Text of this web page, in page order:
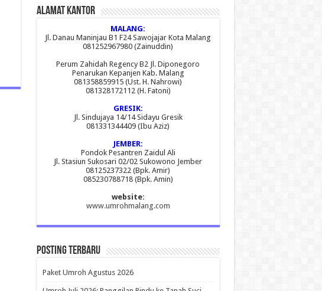
Alamat Kantor
MALANG:
Jl. Danau Maninjau B1 F24 Sawojajar Kota Malang
081252967980 (Zainuddin)
Perum Zahidah Regency B2 Jl. Diponegoro
Penarukan Kepanjen Kab. Malang
081358859915 (Ust. H. Nahrowi)
081328172112 (H. Fatoni)
GRESIK:
Jl. Sindujaya 14/14 Sidayu Gresik
081331344409 (Ibu Aziz)
JEMBER:
Pondok Pesantren Zaidul Ali
Jl. Stasiun Sukosari 02/02 Sukowono Jember
08125237322 (Bpk. Amir)
085230788718 (Bpk. Amin)
website:
www.umrohmalang.com
Posting Terbaru
Paket Umroh Agustus 2026